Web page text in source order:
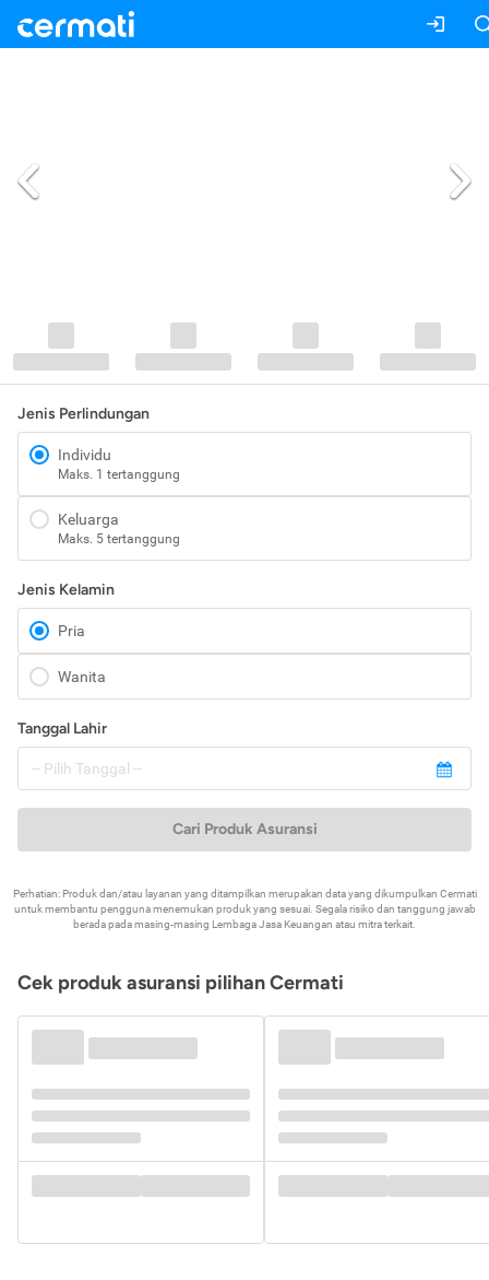
Jenis Perlindungan
Individu
Maks. 1 tertanggung
Keluarga
Maks. 5 tertanggung
Jenis Kelamin
Pria
Wanita
Tanggal Lahir
Cari Produk Asuransi
Perhatian: Produk dan/atau layanan yang ditampilkan merupakan data yang dikumpulkan Cermati
untuk membantu pengguna menemukan produk yang sesuai. Segala risiko dan tanggung jawab
berada pada masing-masing Lembaga Jasa Keuangan atau mitra terkait.
Cek produk asuransi pilihan Cermati